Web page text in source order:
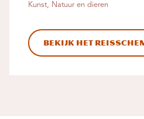
Kunst, Natuur en dieren
Bekijk het